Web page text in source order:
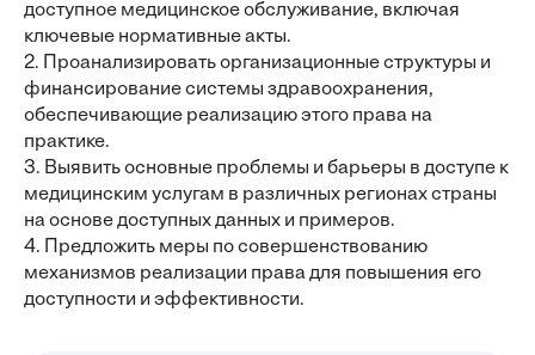
доступное медицинское обслуживание, включая
ключевые нормативные акты.
2. Проанализировать организационные структуры и
финансирование системы здравоохранения,
обеспечивающие реализацию этого права на
практике.
3. Выявить основные проблемы и барьеры в доступе к
медицинским услугам в различных регионах страны
на основе доступных данных и примеров.
4. Предложить меры по совершенствованию
механизмов реализации права для повышения его
доступности и эффективности.